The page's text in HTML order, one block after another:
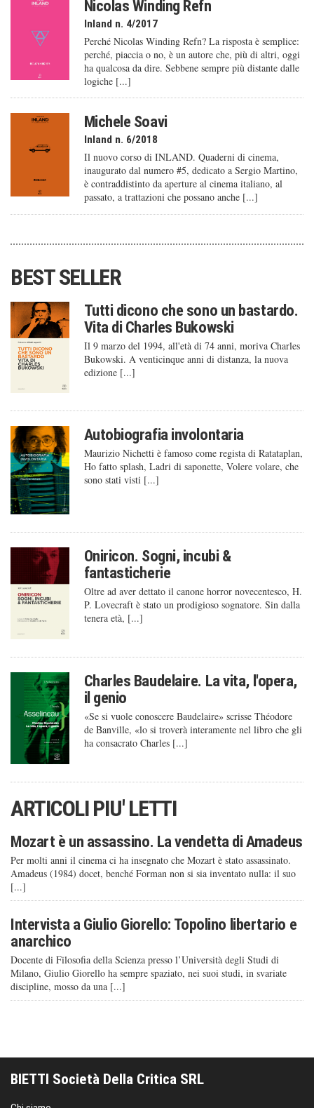
Nicolas Winding Refn
Inland n. 4/2017
Perché Nicolas Winding Refn? La risposta è semplice:
perché, piaccia o no, è un autore che, più di altri, oggi
ha qualcosa da dire. Sebbene sempre più distante dalle
logiche [...]
Michele Soavi
Inland n. 6/2018
Il nuovo corso di INLAND. Quaderni di cinema,
inaugurato dal numero #5, dedicato a Sergio Martino,
è contraddistinto da aperture al cinema italiano, al
passato, a trattazioni che possano anche [...]
BEST SELLER
Tutti dicono che sono un bastardo.
Vita di Charles Bukowski
Il 9 marzo del 1994, all'età di 74 anni, moriva Charles
Bukowski. A venticinque anni di distanza, la nuova
edizione [...]
Autobiografia involontaria
Maurizio Nichetti è famoso come regista di Ratataplan,
Ho fatto splash, Ladri di saponette, Volere volare, che
sono stati visti [...]
Oniricon. Sogni, incubi &
fantasticherie
Oltre ad aver dettato il canone horror novecentesco, H.
P. Lovecraft è stato un prodigioso sognatore. Sin dalla
tenera età, [...]
Charles Baudelaire. La vita, l'opera,
il genio
«Se si vuole conoscere Baudelaire» scrisse Théodore
de Banville, «lo si troverà interamente nel libro che gli
ha consacrato Charles [...]
ARTICOLI PIU' LETTI
Mozart è un assassino. La vendetta di Amadeus
Per molti anni il cinema ci ha insegnato che Mozart è stato assassinato.
Amadeus (1984) docet, benché Forman non si sia inventato nulla: il suo
[...]
Intervista a Giulio Giorello: Topolino libertario e
anarchico
Docente di Filosofia della Scienza presso l’Università degli Studi di
Milano, Giulio Giorello ha sempre spaziato, nei suoi studi, in svariate
discipline, mosso da una [...]
BIETTI Società Della Critica SRL